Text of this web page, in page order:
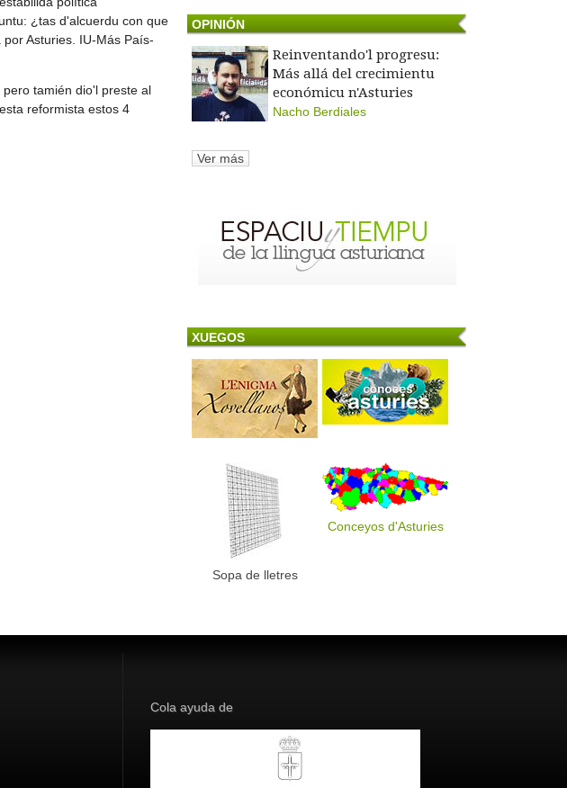
¿tas d'alcuerdu con que
Asturies. IU-Más País-
tamién dio'l preste al
reformista estos 4
OPINIÓN
Reinventando'l progresu:
Más allá del crecimientu
económicu n'Asturies
Nacho Berdiales
Ver más
XUEGOS
Sopa de lletres
Conceyos d'Asturies
Cola ayuda de